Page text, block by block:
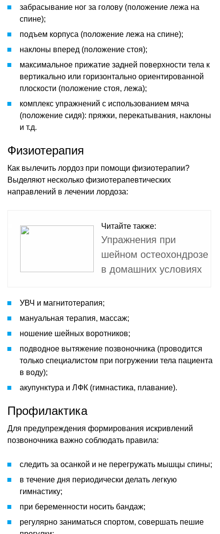
забрасывание ног за голову (положение лежа на
спине);
подъем корпуса (положение лежа на спине);
наклоны вперед (положение стоя);
максимальное прижатие задней поверхности тела к
вертикально или горизонтально ориентированной
плоскости (положение стоя, лежа);
комплекс упражнений с использованием мяча
(положение сидя): пряжки, перекатывания, наклоны
и т.д.
Физиотерапия
Как вылечить лордоз при помощи физиотерапии?
Выделяют несколько физиотерапевтических
направлений в лечении лордоза:
Читайте также:
Упражнения при
шейном остеохондрозе
в домашних условиях
УВЧ и магнитотерапия;
мануальная терапия, массаж;
ношение шейных воротников;
подводное вытяжение позвоночника (проводится
только специалистом при погружении тела пациента
в воду);
акупунктура и ЛФК (гимнастика, плавание).
Профилактика
Для предупреждения формирования искривлений
позвоночника важно соблюдать правила:
следить за осанкой и не перегружать мышцы спины;
в течение дня периодически делать легкую
гимнастику;
при беременности носить бандаж;
регулярно заниматься спортом, совершать пешие